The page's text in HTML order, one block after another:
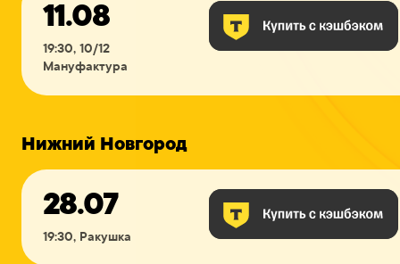
11.08
19:30, 10/12
Мануфактура
Нижний Новгород
28.07
19:30, Ракушка